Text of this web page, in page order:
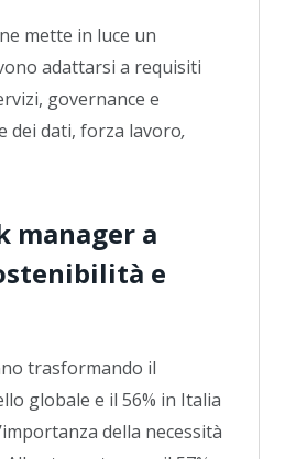
mette in luce un
adattarsi a requisiti
governance e
dei dati, forza lavoro,
manager a
e
trasformando il
globale e il 56% in Italia
della necessità